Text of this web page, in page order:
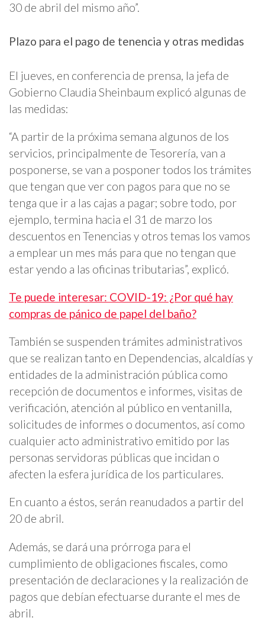
30 de abril del mismo año”.
Plazo para el pago de tenencia y otras medidas
El jueves, en conferencia de prensa, la jefa de
Gobierno Claudia Sheinbaum explicó algunas de
las medidas:
“A partir de la próxima semana algunos de los
servicios, principalmente de Tesorería, van a
posponerse, se van a posponer todos los trámites
que tengan que ver con pagos para que no se
tenga que ir a las cajas a pagar; sobre todo, por
ejemplo, termina hacia el 31 de marzo los
descuentos en Tenencias y otros temas los vamos
a emplear un mes más para que no tengan que
estar yendo a las oficinas tributarias”, explicó.
Te puede interesar: COVID-19: ¿Por qué hay
compras de pánico de papel del baño?
También se suspenden trámites administrativos
que se realizan tanto en Dependencias, alcaldías y
entidades de la administración pública como
recepción de documentos e informes, visitas de
verificación, atención al público en ventanilla,
solicitudes de informes o documentos, así como
cualquier acto administrativo emitido por las
personas servidoras públicas que incidan o
afecten la esfera jurídica de los particulares.
En cuanto a éstos, serán reanudados a partir del
20 de abril.
Además, se dará una prórroga para el
cumplimiento de obligaciones fiscales, como
presentación de declaraciones y la realización de
pagos que debían efectuarse durante el mes de
abril.